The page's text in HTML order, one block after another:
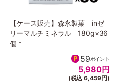
【ケース販売】森永製菓 inゼ
リーマルチミネラル 180g×36
個 *
59ポイント
5,980円
(税込 6,459円)